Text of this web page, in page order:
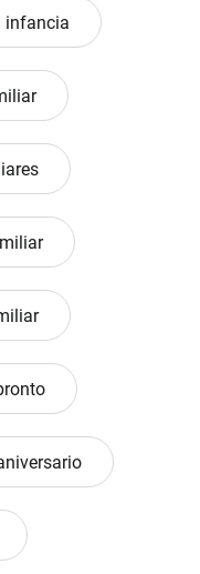
infancia